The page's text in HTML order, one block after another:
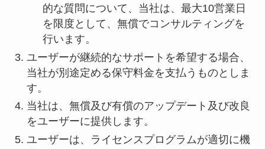
的な質問について、当社は、最大10営業日
を限度として、無償でコンサルティングを
行います。
ユーザーが継続的なサポートを希望する場合、
当社が別途定める保守料金を支払うものとしま
す。
当社は、無償及び有償のアップデート及び改良
をユーザーに提供します。
ユーザーは、ライセンスプログラムが適切に機